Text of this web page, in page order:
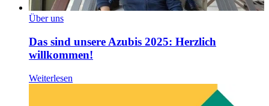
Über uns
Das sind unsere Azubis 2025: Herzlich
willkommen!
Weiterlesen